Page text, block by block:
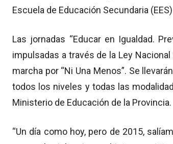
Escuela de Educación Secundaria
Las jornadas “Educar en Igualdad.
impulsadas a través de la Ley
marcha por “Ni Una Menos”. Se
todos los niveles y todas las
Ministerio de Educación de la Provincia.
“Un día como hoy, pero de 2015,